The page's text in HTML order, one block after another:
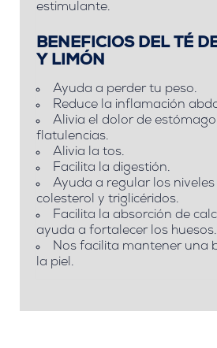
estimulante.
BENEFICIOS DEL TÉ
Y LIMÓN
Ayuda a perder tu peso.
Reduce la inflamación
Alivia el dolor de
flatulencias.
Alivia la tos.
Facilita la digestión.
Ayuda a regular los
colesterol y triglicéridos.
Facilita la absorción de
ayuda a fortalecer los huesos.
Nos facilita mantener una
la piel.